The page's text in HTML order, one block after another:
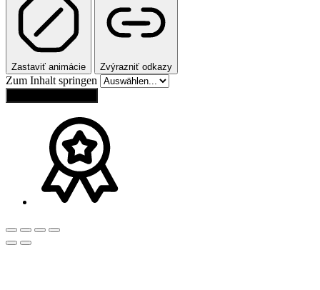
Zastaviť animácie Zvýrazniť odkazy
Zum Inhalt springen